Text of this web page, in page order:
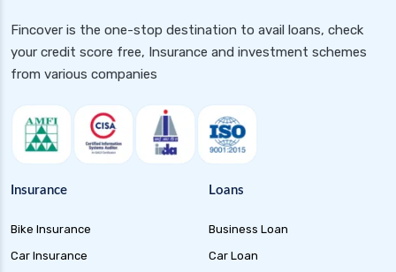
Fincover is the one-stop destination to avail loans, check
your credit score free, Insurance and investment schemes
from various companies
Insurance
Bike Insurance
Car Insurance
Loans
Business Loan
Car Loan